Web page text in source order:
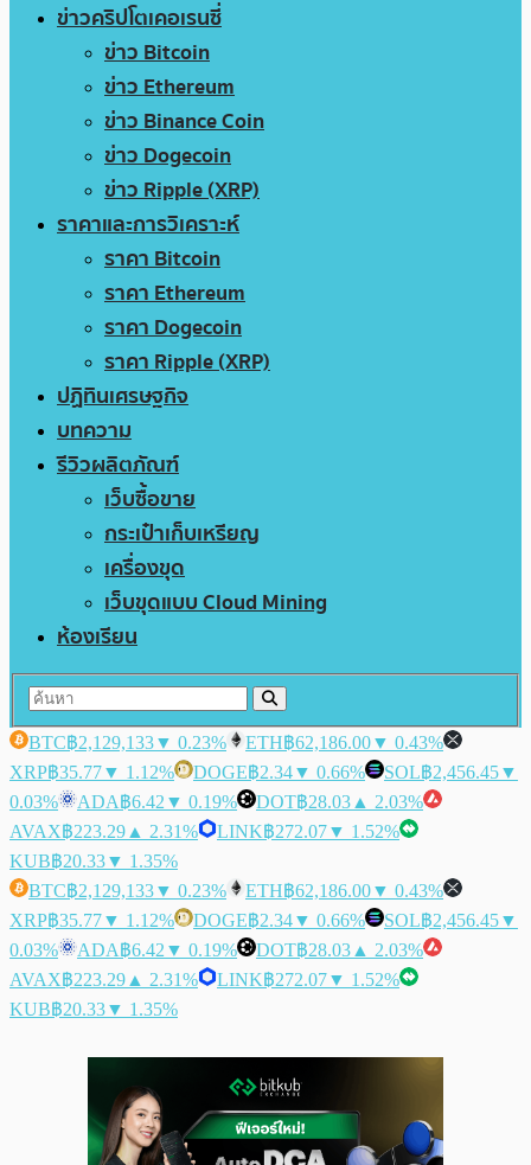
ข่าวคริปโตเคอเรนซี่
ข่าว Bitcoin
ข่าว Ethereum
ข่าว Binance Coin
ข่าว Dogecoin
ข่าว Ripple (XRP)
ราคาและการวิเคราะห์
ราคา Bitcoin
ราคา Ethereum
ราคา Dogecoin
ราคา Ripple (XRP)
ปฏิทินเศรษฐกิจ
บทความ
รีวิวผลิตภัณฑ์
เว็บซื้อขาย
กระเป๋าเก็บเหรียญ
เครื่องขุด
เว็บขุดแบบ Cloud Mining
ห้องเรียน
BTC฿2,129,133▼ 0.23% ETH฿62,186.00▼ 0.43%
XRP฿35.77▼ 1.12% DOGE฿2.34▼ 0.66% SOL฿2,456.45▼
0.03%
ADA฿6.42 ▼ 0.19% DOT฿28.03 ▲ 2.03%
AVAX฿223.29 ▲ 2.31% LINK฿272.07▼ 1.52%
KUB฿20.33▼ 1.35%
BTC฿2,129,133▼ 0.23% ETH฿62,186.00▼ 0.43%
XRP฿35.77▼ 1.12% DOGE฿2.34▼ 0.66% SOL฿2,456.45▼
0.03%
ADA฿6.42 ▼ 0.19% DOT฿28.03 ▲ 2.03%
AVAX฿223.29 ▲ 2.31% LINK฿272.07▼ 1.52%
KUB฿20.33▼ 1.35%